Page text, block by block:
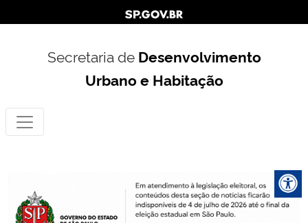
Secretaria de Desenvolvimento
Urbano e Habitação